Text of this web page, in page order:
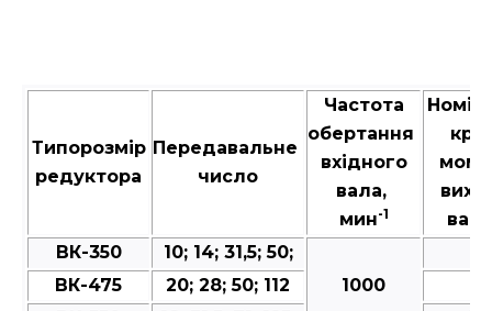
Типорозмір
редуктора
Передавальне
число
Частота
обертання
вхідного
вала,
мин-1
ВК-350
10; 14; 31,5; 50;
1000
ВК-475
20; 28; 50; 112